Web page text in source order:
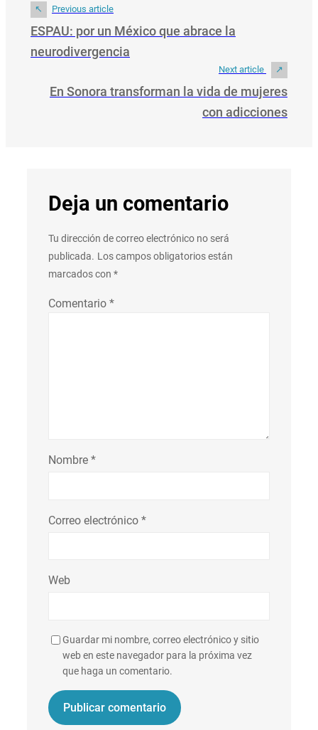
Previous article
ESPAU: por un México que abrace la
neurodivergencia
Next article
En Sonora transforman la vida de mujeres
con adicciones
Deja un comentario
Tu dirección de correo electrónico no será
publicada. Los campos obligatorios están
marcados con *
Comentario *
Nombre *
Correo electrónico *
Web
Guardar mi nombre, correo electrónico y sitio
web en este navegador para la próxima vez
que haga un comentario.